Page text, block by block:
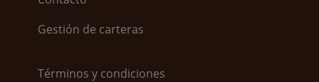
Gestión de carteras
Términos y condiciones